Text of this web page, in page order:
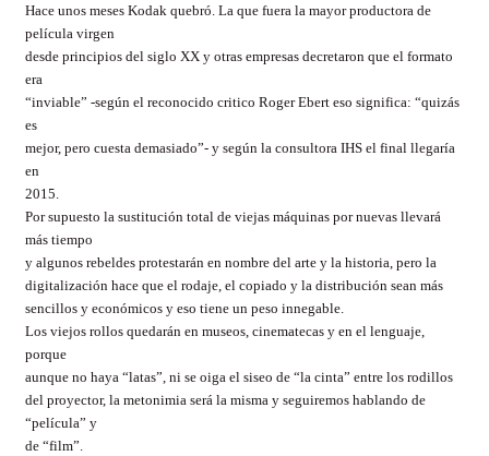
Hace unos meses Kodak quebró. La que fuera la mayor productora de
película virgen
desde principios del siglo XX y otras empresas decretaron que el formato
era
“inviable” -según el reconocido critico Roger Ebert eso significa: “quizás
es
mejor, pero cuesta demasiado”- y según la consultora IHS el final llegaría
en
2015.
Por supuesto la sustitución total de viejas máquinas por nuevas llevará
más tiempo
y algunos rebeldes protestarán en nombre del arte y la historia, pero la
digitalización hace que el rodaje, el copiado y la distribución sean más
sencillos y económicos y eso tiene un peso innegable.
Los viejos rollos quedarán en museos, cinematecas y en el lenguaje,
porque
aunque no haya “latas”, ni se oiga el siseo de “la cinta” entre los rodillos
del proyector, la metonimia será la misma y seguiremos hablando de
“película” y
de “film”.